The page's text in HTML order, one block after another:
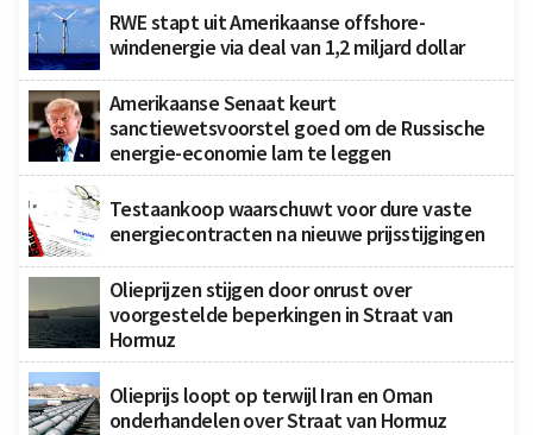
RWE stapt uit Amerikaanse offshore-
windenergie via deal van 1,2 miljard dollar
Amerikaanse Senaat keurt
sanctiewetsvoorstel goed om de Russische
energie-economie lam te leggen
Testaankoop waarschuwt voor dure vaste
energiecontracten na nieuwe prijsstijgingen
Olieprijzen stijgen door onrust over
voorgestelde beperkingen in Straat van
Hormuz
Olieprijs loopt op terwijl Iran en Oman
onderhandelen over Straat van Hormuz